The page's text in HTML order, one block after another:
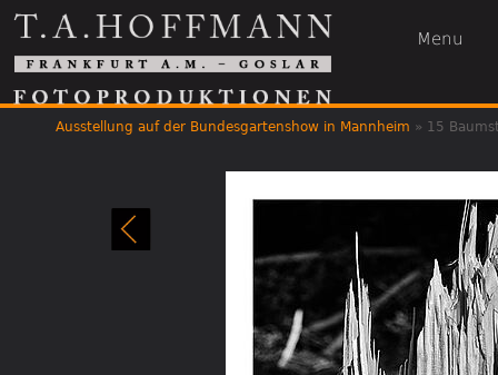
Menu
Ausstellung auf der Bundesgartenshow in Mannheim » 15